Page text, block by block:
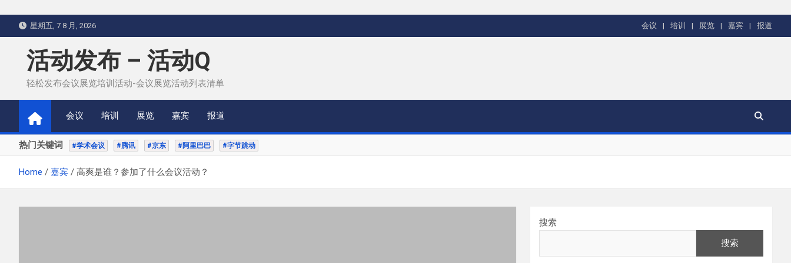
to
content
星期五, 7 8 月, 2026 会议 培训 展览 嘉宾 报道
活动发布 – 活动Q
轻松发布会议展览培训活动-会议展览活动列表清单
会议 培训 展览 嘉宾 报道
热门关键词 #学术会议 #腾讯 #京东 #阿里巴巴 #字节跳动
Home 嘉宾 高爽是谁？参加了什么会议活动？
搜索
搜索